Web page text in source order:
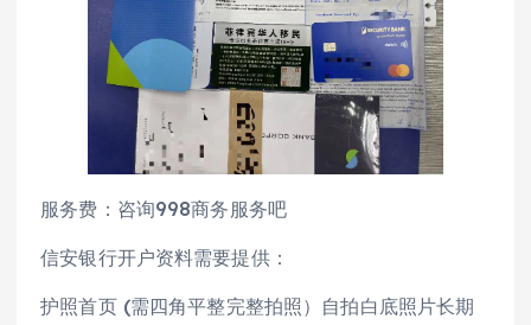
服务费：咨询998商务服务吧
信安银行开户资料需要提供：
护照首页 (需四角平整完整拍照）自拍白底照片长期